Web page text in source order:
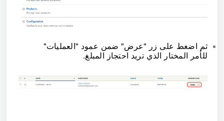
ثم اضغط على زر "عرض" ضمن عمود "العمليات"
للأمر المختار الذي تريد احتجاز المبلغ.